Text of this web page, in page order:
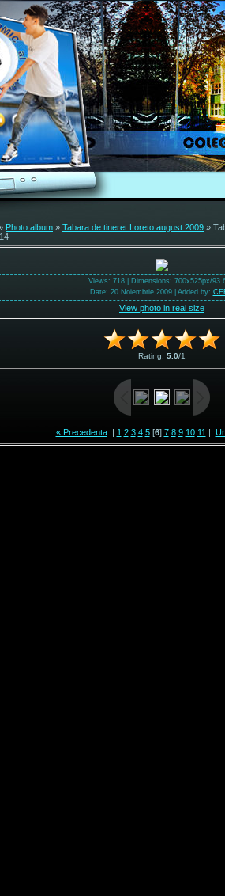
Photo album » Tabara de tineret Loreto august 2009 »
Views: 718 | Dimensions: 700x525px/
Date: 20 Noiembrie 2009 | Added by:
View photo in real size
Rating: 5.0/1
« Precedenta| 1 2 3 4 5[6] 7 8 9 10 11 |